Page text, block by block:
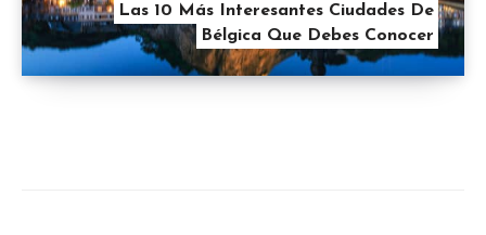
Las 10 Más Interesantes Ciudades De
Bélgica Que Debes Conocer